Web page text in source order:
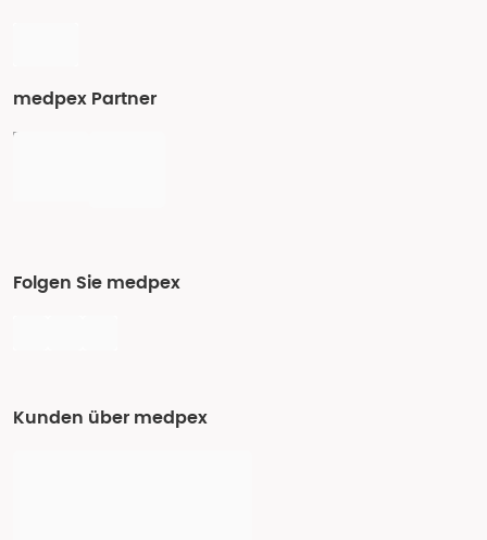
medpex Partner
Folgen Sie medpex
Kunden über medpex